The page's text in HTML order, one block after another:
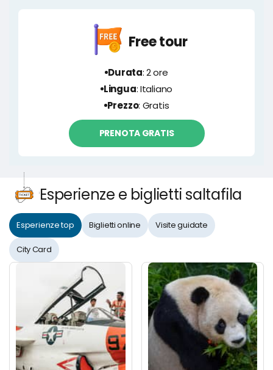
Free tour
Durata: 2 ore
Lingua: Italiano
Prezzo: Gratis
PRENOTA GRATIS
Esperienze e biglietti saltafila
Esperienze top Biglietti online Visite guidate
City Card